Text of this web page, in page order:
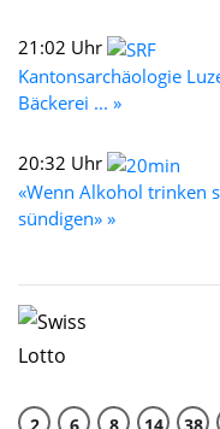
21:02 Uhr
Kantonsarchäologie
Bäckerei ... »
20:32 Uhr
«Wenn Alkohol trinken
sündigen» »
2 6 8 14 38